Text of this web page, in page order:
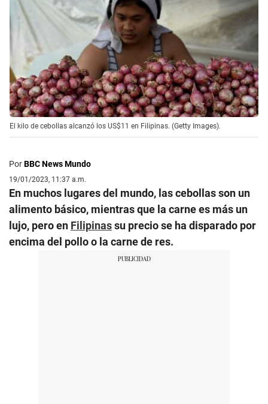
El kilo de cebollas alcanzó los US$11 en Filipinas. (Getty Images).
PorBBC News Mundo
19/01/2023, 11:37 a.m.
En muchos lugares del mundo, las cebollas son un
alimento básico, mientras que la carne es más un
lujo, pero en Filipinassu precio se ha disparado por
encima del pollo o la carne de res.